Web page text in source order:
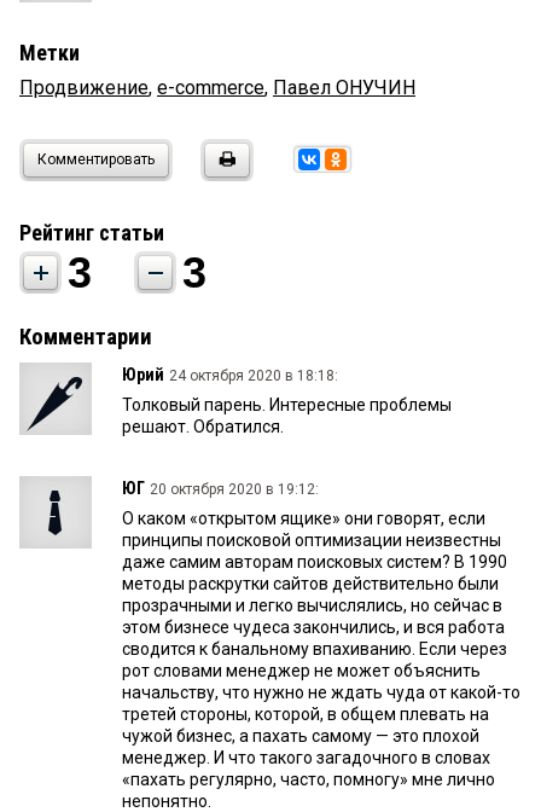
Метки
Продвижение, e-commerce, Павел ОНУЧИН
Комментировать
Рейтинг статьи
3 3
Комментарии
Юрий 24 октября 2020 в 18:18:
Толковый парень. Интересные проблемы
решают. Обратился.
ЮГ 20 октября 2020 в 19:12:
О каком «открытом ящике» они говорят, если
принципы поисковой оптимизации неизвестны
даже самим авторам поисковых систем? В 1990
методы раскрутки сайтов действительно были
прозрачными и легко вычислялись, но сейчас в
этом бизнесе чудеса закончились, и вся работа
сводится к банальному впахиванию. Если через
рот словами менеджер не может объяснить
начальству, что нужно не ждать чуда от какой-то
третей стороны, которой, в общем плевать на
чужой бизнес, а пахать самому — это плохой
менеджер. И что такого загадочного в словах
«пахать регулярно, часто, помногу» мне лично
непонятно.